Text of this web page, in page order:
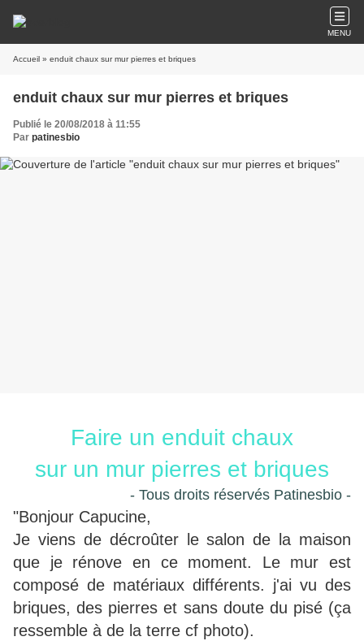
MENU
Accueil » enduit chaux sur mur pierres et briques
enduit chaux sur mur pierres et briques
Publié le 20/08/2018 à 11:55
Par patinesbio
Faire un enduit chaux
sur un mur pierres et briques
- Tous droits réservés Patinesbio -
"Bonjour Capucine,
Je viens de décroûter le salon de la maison
que je rénove en ce moment. Le mur est
composé de matériaux différents. j'ai vu des
briques, des pierres et sans doute du pisé (ça
ressemble à de la terre cf photo).